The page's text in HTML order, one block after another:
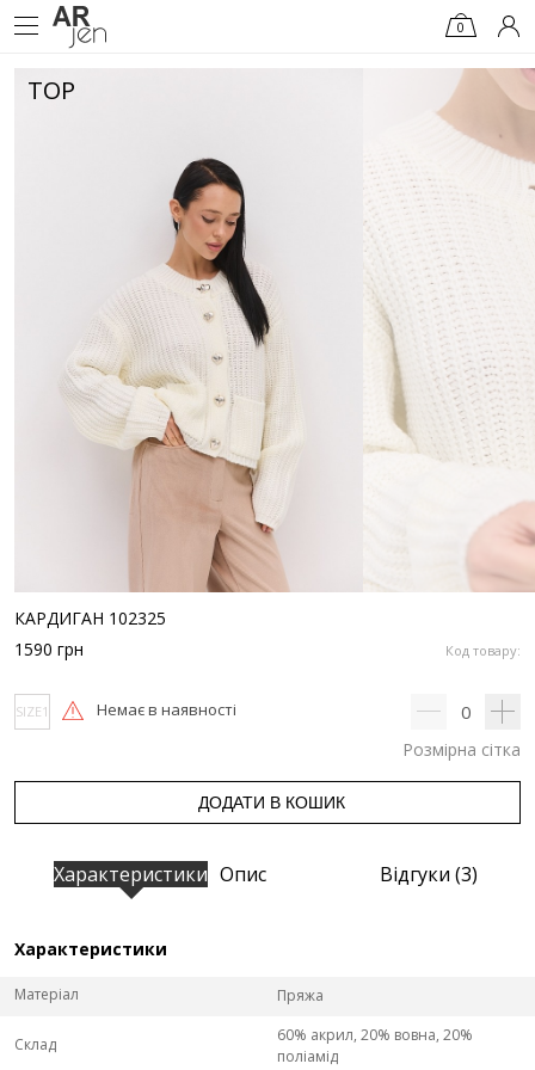
0
TOP
КАРДИГАН 102325
Код товару:
1590 грн
SIZE1 Немає в наявності 0
Розмірна сітка
ДОДАТИ В КОШИК
Характеристики Опис Відгуки (3)
Характеристики
Матеріал Пряжа
Склад
60% акрил, 20% вовна, 20%
поліамід